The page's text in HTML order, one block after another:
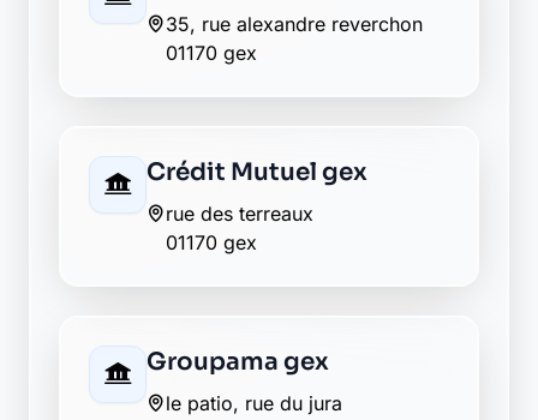
35, rue alexandre reverchon
01170 gex
Crédit Mutuel gex
rue des terreaux
01170 gex
Groupama gex
le patio, rue du jura